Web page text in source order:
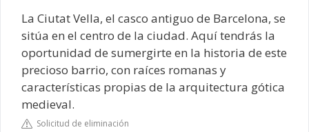
La Ciutat Vella, el casco antiguo de Barcelona, se
sitúa en el centro de la ciudad. Aquí tendrás la
oportunidad de sumergirte en la historia de este
precioso barrio, con raíces romanas y
características propias de la arquitectura gótica
medieval.
Solicitud de eliminación